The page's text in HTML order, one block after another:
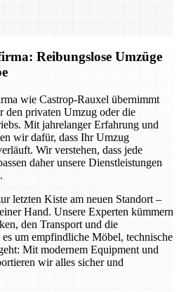
Reibungslose Umzüge
wie Castrop-Rauxel übernimmt
den privaten Umzug oder die
Mit jahrelanger Erfahrung und
wir dafür, dass Ihr Umzug
Wir verstehen, dass jede
daher unsere Dienstleistungen
letzten Kiste am neuen Standort –
Hand. Unsere Experten kümmern
den Transport und die
um empfindliche Möbel, technische
Mit modernem Equipment und
wir alles sicher und